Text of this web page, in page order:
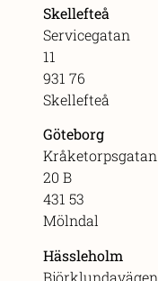
Skellefteå
Servicegatan
11
931 76
Skellefteå
Göteborg
Kråketorpsgatan
20 B
431 53
Mölndal
Hässleholm
Björklundavägen